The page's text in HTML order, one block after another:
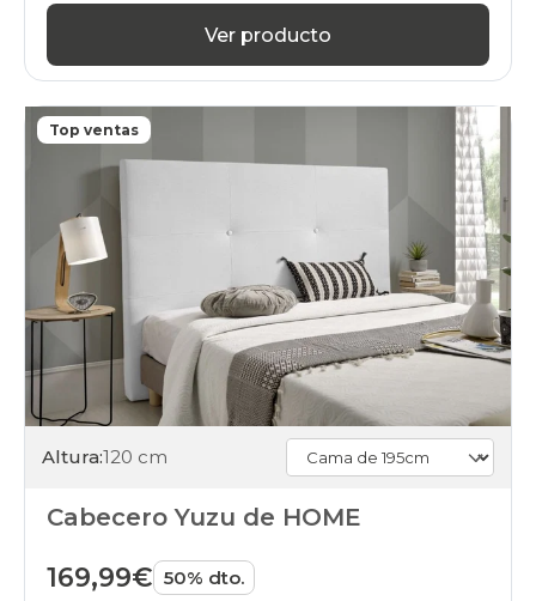
Ver producto
Top ventas
Altura:120 cm
Cabecero Yuzu de HOME
169,99€ 50% dto.